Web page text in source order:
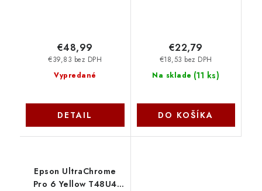
Vypredané
€39,83 bez DPH
€48,99
DETAIL
Na sklade (11 ks)
€18,53 bez DPH
€22,79
DO KOŠÍKA
Epson UltraChrome
Pro 6 Yellow T48U4